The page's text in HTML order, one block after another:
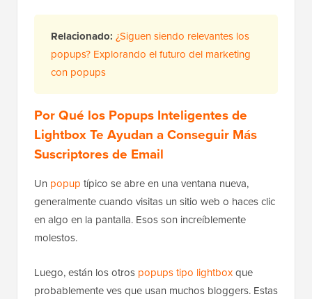
Relacionado: ¿Siguen siendo relevantes los
popups? Explorando el futuro del marketing
con popups
Por Qué los Popups Inteligentes de
Lightbox Te Ayudan a Conseguir Más
Suscriptores de Email
Un popup típico se abre en una ventana nueva,
generalmente cuando visitas un sitio web o haces clic
en algo en la pantalla. Esos son increíblemente
molestos.
Luego, están los otros popups tipo lightboxque
probablemente ves que usan muchos bloggers. Estas